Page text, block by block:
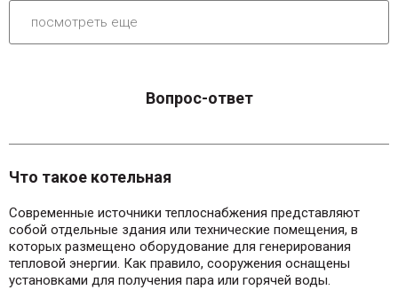
посмотреть еще
Вопрос-ответ
Что такое котельная
Современные источники теплоснабжения представляют
собой отдельные здания или технические помещения, в
которых размещено оборудование для генерирования
тепловой энергии. Как правило, сооружения оснащены
установками для получения пара или горячей воды.